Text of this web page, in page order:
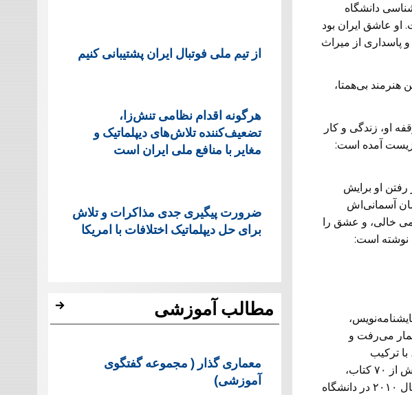
دانشگاه
او عاشق ایران بود
پاسداری از میراث
هنرمند بی‌همتا،
او، زندگی و کار
زیست آمده است:
او برایش
آسمانی‌اش
خالی، و عشق را
نوشته است:
می‌رفت و
ترکیب
اسطوره‌شناسی ایرانی، تاریخ و عناصر تئاتری، عمق فلسفی و زیبایی‌شناختی ویژه‌ای داشتند. بیضایی بیش از ۷۰ کتاب،
نمایشنامه و فیلمنامه نوشت، پژوهش‌های مهمی در زمینهٔ نمایش در ایران، ژاپن و چین انجام داد و از سال ۲۰۱۰ در دانشگاه
از تیم ملی فوتبال ایران پشتیبانی کنیم
هرگونه اقدام نظامی تنش‌زا،
تضعیف‌کننده تلاش‌های دیپلماتیک و
مغایر با منافع ملی ایران است
ضرورت پیگیری جدی مذاکرات و تلاش
برای حل دیپلماتیک اختلافات با امریکا
مطالب آموزشی
معماری گذار ( مجموعه گفتگوی
آموزشی)